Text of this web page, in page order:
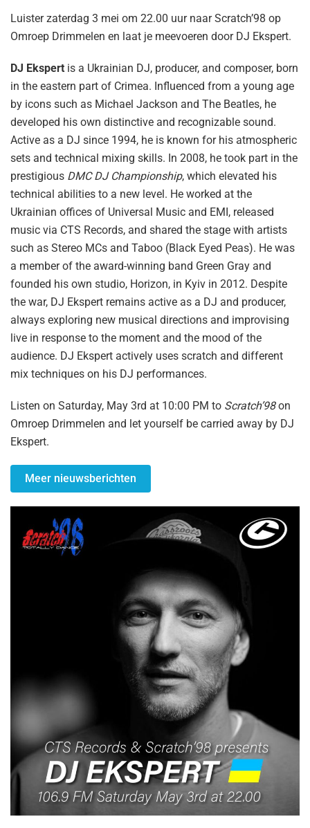
Luister zaterdag 3 mei om 22.00 uur naar Scratch’98 op
Omroep Drimmelen en laat je meevoeren door DJ Ekspert.
DJ Ekspert is a Ukrainian DJ, producer, and composer, born
in the eastern part of Crimea. Influenced from a young age
by icons such as Michael Jackson and The Beatles, he
developed his own distinctive and recognizable sound.
Active as a DJ since 1994, he is known for his atmospheric
sets and technical mixing skills. In 2008, he took part in the
prestigious DMC DJ Championship, which elevated his
technical abilities to a new level. He worked at the
Ukrainian offices of Universal Music and EMI, released
music via CTS Records, and shared the stage with artists
such as Stereo MCs and Taboo (Black Eyed Peas). He was
a member of the award-winning band Green Gray and
founded his own studio, Horizon, in Kyiv in 2012. Despite
the war, DJ Ekspert remains active as a DJ and producer,
always exploring new musical directions and improvising
live in response to the moment and the mood of the
audience. DJ Ekspert actively uses scratch and different
mix techniques on his DJ performances.
Listen on Saturday, May 3rd at 10:00 PM to Scratch’98on
Omroep Drimmelen and let yourself be carried away by DJ
Ekspert.
Meer nieuwsberichten